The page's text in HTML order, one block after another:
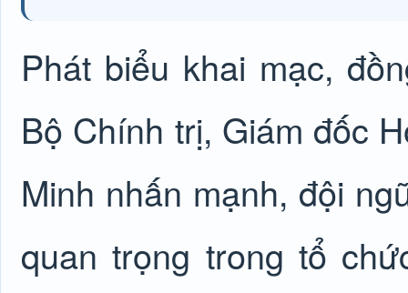
Phát biểu khai mạc,
Bộ Chính trị, Giám đốc
Minh nhấn mạnh, đội
quan trọng trong tổ